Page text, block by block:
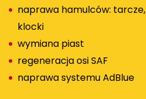
naprawa hamulców: tarcze,
klocki
wymiana piast
regeneracja osi SAF
naprawa systemu AdBlue